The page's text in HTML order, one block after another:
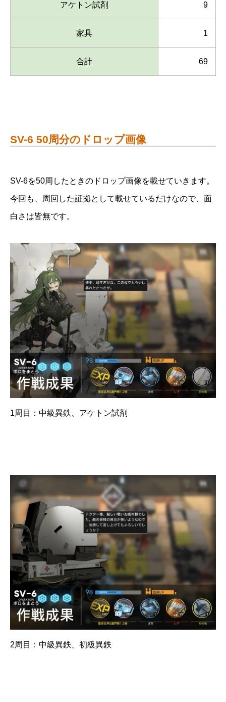
アケトン試剤 9
家具 1
合計 69
SV-6 50周分のドロップ画像
SV-6を50周したときのドロップ画像を載せていきます。
今回も、周回した証拠として載せているだけなので、面
白さは皆無です。
1周目：中級異鉄、アケトン試剤
2周目：中級異鉄、初級異鉄